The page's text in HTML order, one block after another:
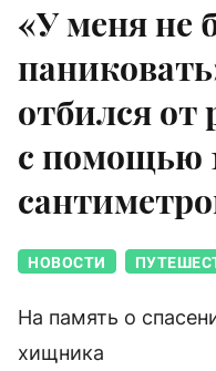
«У меня не
отбился
с помощью
НОВОСТИ
На память о
хищника